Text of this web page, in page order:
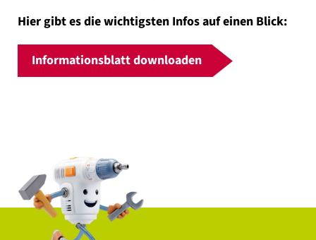
Hier gibt es die wichtigsten Infos auf einen Blick:
Informationsblatt downloaden